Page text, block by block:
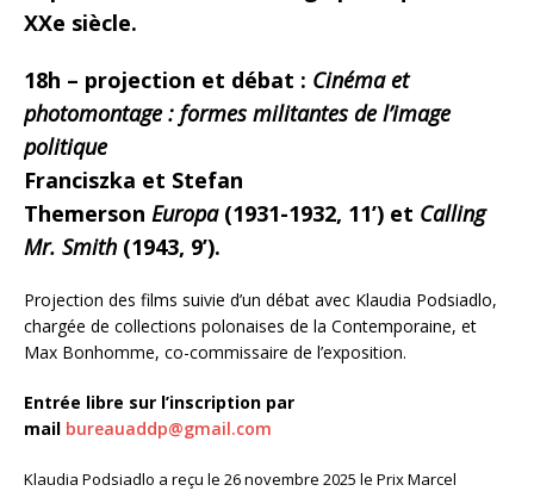
XXe siècle.
18h – projection et débat : Cinéma et
photomontage : formes militantes de l’image
politique
Franciszka et Stefan
Themerson Europa(1931-1932, 11’) et Calling
Mr. Smith (1943, 9’).
Projection des films suivie d’un débat avec Klaudia Podsiadlo,
chargée de collections polonaises de la Contemporaine, et
Max Bonhomme, co-commissaire de l’exposition.
Entrée libre sur l’inscription par
mail bureauaddp@gmail.com
Klaudia Podsiadlo a reçu le 26 novembre 2025 le Prix Marcel